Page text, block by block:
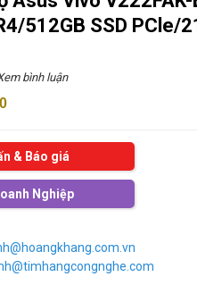
512GB SSD PCle/
bình luận
& Báo giá
Nghiệp